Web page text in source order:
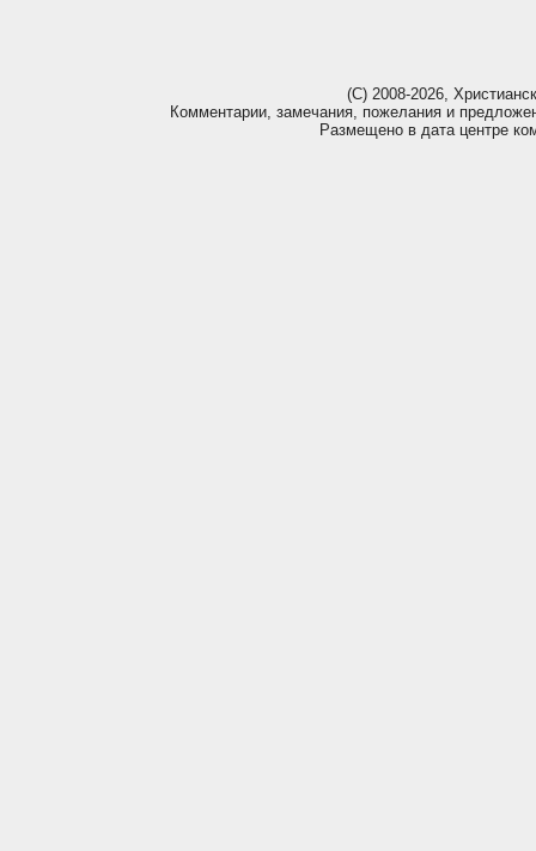
(С) 2008-2026,
Комментарии, замечания, пожелания и
Размещено в дата центре